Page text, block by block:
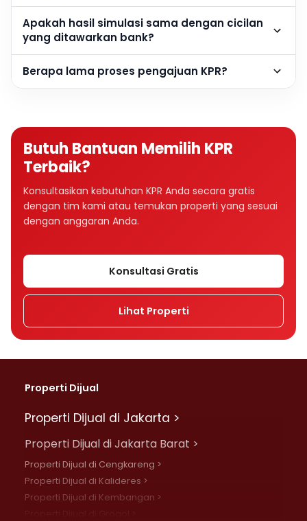
Apakah hasil simulasi sama dengan cicilan
yang ditawarkan bank?
Berapa lama proses pengajuan KPR?
Butuh Bantuan Memilih KPR
Terbaik?
Konsultasikan kebutuhan KPR Anda secara gratis
dengan tim kami atau temukan properti yang sesuai
dengan anggaran Anda.
Konsultasi Gratis
Lihat Properti
Properti Dijual
Properti Dijual di Jakarta >
Properti Dijual di Jakarta Barat >
Properti Dijual di Cengkareng >
Properti Dijual di Kalideres >
Properti Dijual di Kembangan >